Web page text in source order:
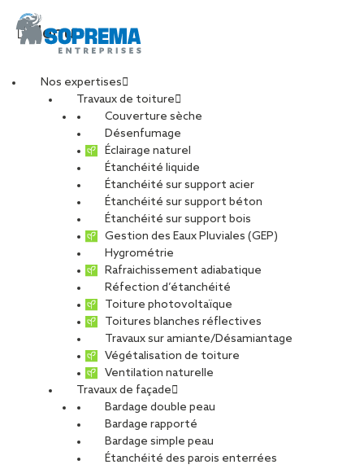
Menu
Nos expertises
Travaux de toiture
Couverture sèche
Désenfumage
Éclairage naturel
Étanchéité liquide
Étanchéité sur support acier
Étanchéité sur support béton
Étanchéité sur support bois
Gestion des Eaux Pluviales (GEP)
Hygrométrie
Rafraichissement adiabatique
Réfection d’étanchéité
Toiture photovoltaïque
Toitures blanches réflectives
Travaux sur amiante/Désamiantage
Végétalisation de toiture
Ventilation naturelle
Travaux de façade
Bardage double peau
Bardage rapporté
Bardage simple peau
Étanchéité des parois enterrées
DJI_0007-min
PARTAGER